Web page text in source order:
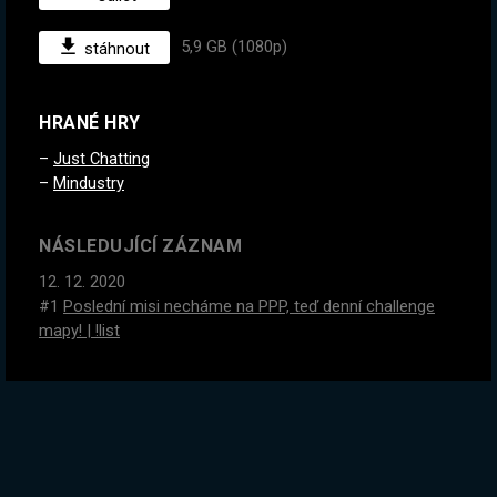
stáhnout 5,9 GB (1080p)
HRANÉ HRY
Just Chatting
Mindustry
NÁSLEDUJÍCÍ ZÁZNAM
12. 12. 2020
#1 Poslední misi necháme na PPP, teď denní challenge
mapy! | !list